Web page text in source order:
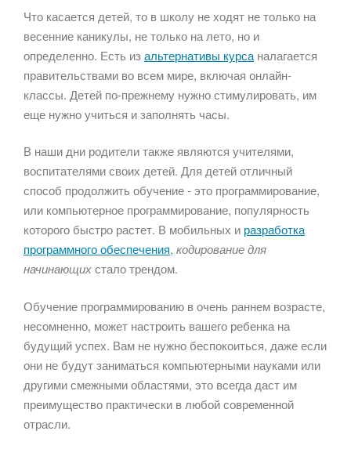
Что касается детей, то в школу не ходят не только на
весенние каникулы, не только на лето, но и
определенно. Есть изальтернативы курса налагается
правительствами во всем мире, включая онлайн-
классы. Детей по-прежнему нужно стимулировать, им
еще нужно учиться и заполнять часы.
В наши дни родители также являются учителями,
воспитателями своих детей. Для детей отличный
способ продолжить обучение - это программирование,
или компьютерное программирование, популярность
которого быстро растет. В мобильных и разработка
программного обеспечения, кодирование для
начинающихстало трендом.
Обучение программированию в очень раннем возрасте,
несомненно, может настроить вашего ребенка на
будущий успех. Вам не нужно беспокоиться, даже если
они не будут заниматься компьютерными науками или
другими смежными областями, это всегда даст им
преимущество практически в любой современной
отрасли.